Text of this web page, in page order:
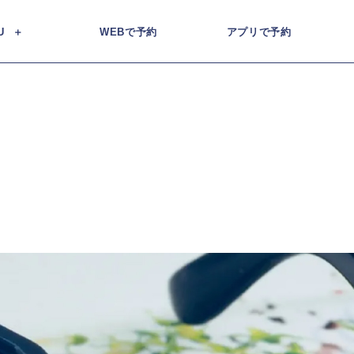
WEBで予約 アプリで予約